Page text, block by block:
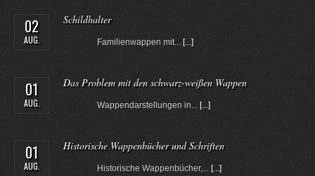
02
AUG.
Schildhalter
Familienwappen mit... [...]
01
AUG.
Das Problem mit den schwarz-weißen Wappen
Wappendarstellungen in... [...]
01
AUG.
Historische Wappenbücher und Schriften
Historische Wappenbücher,... [...]